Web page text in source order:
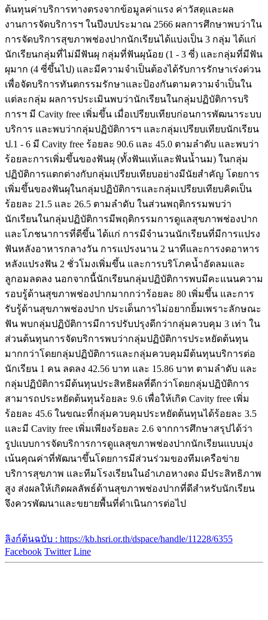
ต้นทุนค่าบริการทางตรงจากข้อมูลค่าแรง ค่าวัสดุและผล
งานการจัดบริการฯ ในปีงบประมาณ 2566 ผลการศึกษาพบว่าใน
การจัดบริการสุขภาพช่องปากนักเรียนได้แบ่งเป็น 3 กลุ่ม ได้แก่
นักเรียนกลุ่มที่ไม่มีฟันผุ กลุ่มที่ฟันผุน้อย (1 - 3 ซี่) และกลุ่มที่มีฟัน
ผุมาก (4 ซี่ขึ้นไป) และมีความจำเป็นต้องได้รับการรักษาเร่งด่วน
เพื่อจัดบริการทันตกรรมรักษาและป้องกันตามความจำเป็นใน
แต่ละกลุ่ม ผลการประเมินพบว่านักเรียนในกลุ่มปฏิบัติการบริ
การฯ มี Cavity free เพิ่มขึ้น เมื่อเปรียบเทียบก่อนการพัฒนาระบบ
บริการ และพบว่ากลุ่มปฏิบัติการฯ และกลุ่มเปรียบเทียบนักเรียน
ป.1 - 6 มี Cavity free ร้อยละ 90.6 และ 45.0 ตามลำดับ และพบว่า
ร้อยละการเพิ่มขึ้นของฟันผุ (ทั้งฟันแท้และฟันน้ำนม) ในกลุ่ม
ปฏิบัติการแตกต่างกับกลุ่มเปรียบเทียบอย่างมีนัยสำคัญ โดยการ
เพิ่มขึ้นของฟันผุในกลุ่มปฏิบัติการและกลุ่มเปรียบเทียบคิดเป็น
ร้อยละ 21.5 และ 26.5 ตามลำดับ ในส่วนพฤติกรรมพบว่า
นักเรียนในกลุ่มปฏิบัติการมีพฤติกรรมการดูแลสุขภาพช่องปาก
และโภชนาการที่ดีขึ้น ได้แก่ การมีจำนวนนักเรียนที่มีการแปรง
ฟันหลังอาหารกลางวัน การแปรงนาน 2 นาทีและการงดอาหาร
หลังแปรงฟัน 2 ชั่วโมงเพิ่มขึ้น และการบริโภคน้ำอัดลมและ
ลูกอมลดลง นอกจากนี้นักเรียนกลุ่มปฏิบัติการพบมีคะแนนความ
รอบรู้ด้านสุขภาพช่องปากมากกว่าร้อยละ 80 เพิ่มขึ้น และการ
รับรู้ด้านสุขภาพช่องปาก ประเด็นการไม่อยากยิ้มเพราะลักษณะ
ฟัน พบกลุ่มปฏิบัติการมีการปรับปรุงดีกว่ากลุ่มควบคุม 3 เท่า ใน
ส่วนต้นทุนการจัดบริการพบว่ากลุ่มปฏิบัติการประหยัดต้นทุน
มากกว่าโดยกลุ่มปฏิบัติการและกลุ่มควบคุมมีต้นทุนบริการต่อ
นักเรียน 1 คน ลดลง 42.56 บาท และ 15.86 บาท ตามลำดับ และ
กลุ่มปฏิบัติการมีต้นทุนประสิทธิผลที่ดีกว่าโดยกลุ่มปฏิบัติการ
สามารถประหยัดต้นทุนร้อยละ 9.6 เพื่อให้เกิด Cavity free เพิ่ม
ร้อยละ 45.6 ในขณะที่กลุ่มควบคุมประหยัดต้นทุนได้ร้อยละ 3.5
และมี Cavity free เพิ่มเพียงร้อยละ 2.6 จากการศึกษาสรุปได้ว่า
รูปแบบการจัดบริการการดูแลสุขภาพช่องปากนักเรียนแบบมุ่ง
เน้นคุณค่าที่พัฒนาขึ้นโดยการมีส่วนร่วมของทีมเครือข่าย
บริการสุขภาพ และทีมโรงเรียนในอำเภอหางดง มีประสิทธิภาพ
สูง ส่งผลให้เกิดผลลัพธ์ด้านสุขภาพช่องปากที่ดีสำหรับนักเรียน
จึงควรพัฒนาและขยายพื้นที่ดำเนินการต่อไป
ลิงก์ต้นฉบับ : https://kb.hsri.or.th/dspace/handle/11228/6355
Facebook Twitter Line